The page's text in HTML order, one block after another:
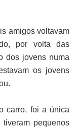
amigos voltavam
por volta das
dos jovens numa
os jovens
carro, foi a única
pequenos